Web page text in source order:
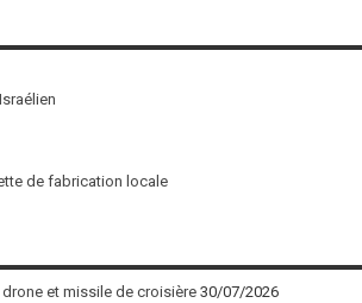
de fabrication locale
et missile de croisière 30/07/2026